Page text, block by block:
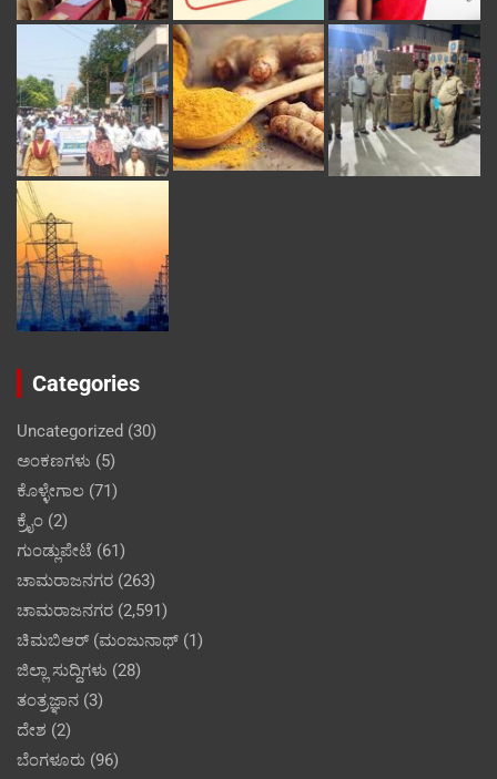
Categories
Uncategorized (30)
ಅಂಕಣಗಳು (5)
ಕೊಳ್ಳೇಗಾಲ (71)
ಕ್ರೈಂ (2)
ಗುಂಡ್ಲುಪೇಟೆ (61)
ಚಾಮರಾಜನಗರ (263)
ಚಾಮರಾಜನಗರ (2,591)
ಚಿಮಬಿಆರ್ (ಮಂಜುನಾಥ್ (1)
ಜಿಲ್ಲಾ ಸುದ್ದಿಗಳು (28)
ತಂತ್ರಜ್ಞಾನ (3)
ದೇಶ (2)
ಬೆಂಗಳೂರು (96)